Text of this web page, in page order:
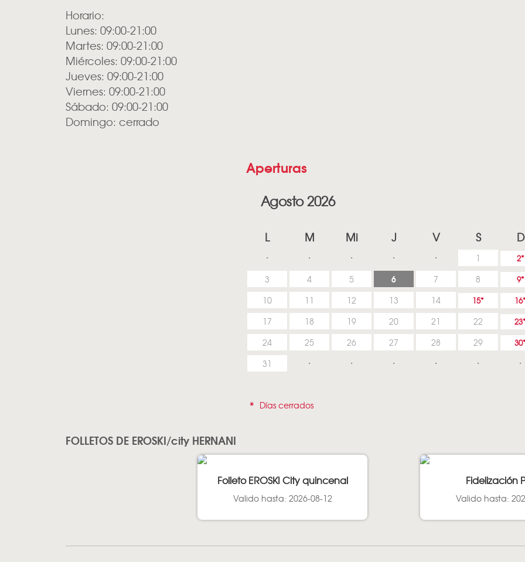
Horario:
Lunes: 09:00-21:00
Martes: 09:00-21:00
Miércoles: 09:00-21:00
Jueves: 09:00-21:00
Viernes: 09:00-21:00
Sábado: 09:00-21:00
Domingo: cerrado
Aperturas
Agosto 2026
L M Mi J V S D
1 2
3 4 5 6 7 8 9
10 11 12 13 14 15 16
17 18 19 20 21 22 23
24 25 26 27 28 29 30
31
* Días cerrados
FOLLETOS DE EROSKI/city HERNANI
Folleto EROSKI City quincenal
Valido hasta: 2026-08-12
Fidelización
Valido hasta: